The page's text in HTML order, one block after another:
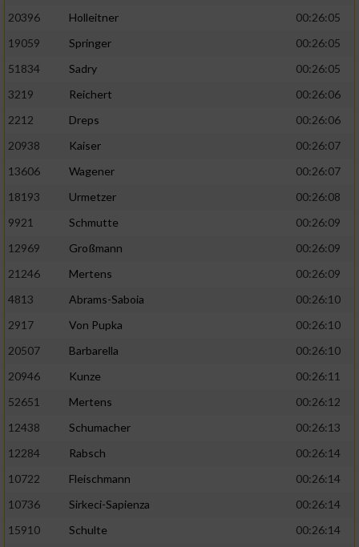
20396
Holleitner
00:26:05
19059
Springer
00:26:05
51834
Sadry
00:26:05
3219
Reichert
00:26:06
2212
Dreps
00:26:06
20938
Kaiser
00:26:07
13606
Wagener
00:26:07
18193
Urmetzer
00:26:08
9921
Schmutte
00:26:09
12969
Großmann
00:26:09
21246
Mertens
00:26:09
4813
Abrams-Saboia
00:26:10
2917
Von Pupka
00:26:10
20507
Barbarella
00:26:10
20946
Kunze
00:26:11
52651
Mertens
00:26:12
12438
Schumacher
00:26:13
12284
Rabsch
00:26:14
10722
Fleischmann
00:26:14
10736
Sirkeci-Sapienza
00:26:14
15910
Schulte
00:26:14